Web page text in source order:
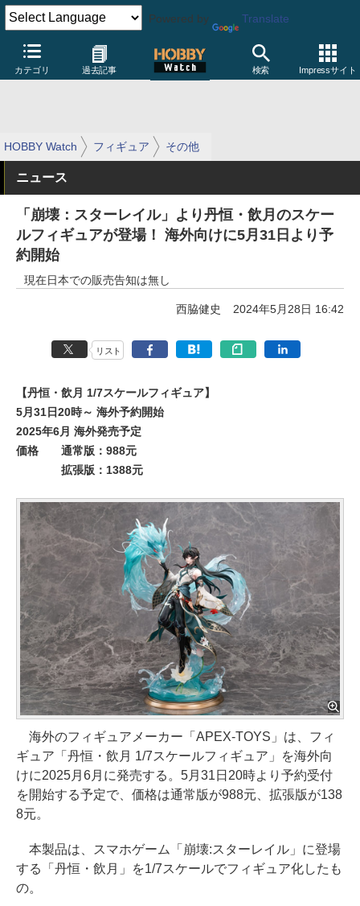
Powered by Translate
カテゴリ 過去記事 検索 Impressサイト
HOBBY Watch フィギュア その他
ニュース
「崩壊：スターレイル」より丹恒・飲月のスケー
ルフィギュアが登場！ 海外向けに5月31日より予
約開始
現在日本での販売告知は無し
西脇健史 2024年5月28日 16:42
リスト
【丹恒・飲月 1/7スケールフィギュア】
5月31日20時～ 海外予約開始
2025年6月 海外発売予定
価格
通常版：988元
拡張版：1388元
海外のフィギュアメーカー「APEX-TOYS」は、フィ
ギュア「丹恒・飲月 1/7スケールフィギュア」を海外向
けに2025月6月に発売する。5月31日20時より予約受付
を開始する予定で、価格は通常版が988元、拡張版が138
8元。
本製品は、スマホゲーム「崩壊:スターレイル」に登場
する「丹恒・飲月」を1/7スケールでフィギュア化したも
の。